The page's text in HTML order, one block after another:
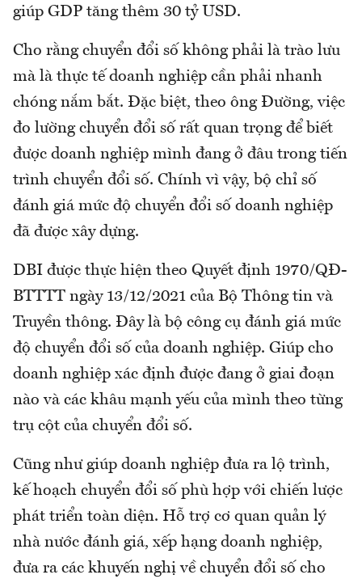
giúp GDP tăng thêm 30 tỷ USD.
Cho rằng chuyển đổi số không phải là trào lưu
mà là thực tế doanh nghiệp cần phải nhanh
chóng nắm bắt. Đặc biệt, theo ông Đường, việc
đo lường chuyển đổi số rất quan trọng để biết
được doanh nghiệp mình đang ở đâu trong tiến
trình chuyển đổi số. Chính vì vậy, bộ chỉ số
đánh giá mức độ chuyển đổi số doanh nghiệp
đã được xây dựng.
DBI được thực hiện theo Quyết định 1970/QĐ-
BTTTT ngày 13/12/2021 của Bộ Thông tin và
Truyền thông. Đây là bộ công cụ đánh giá mức
độ chuyển đổi số của doanh nghiệp. Giúp cho
doanh nghiệp xác định được đang ở giai đoạn
nào và các khâu mạnh yếu của mình theo từng
trụ cột của chuyển đổi số.
Cũng như giúp doanh nghiệp đưa ra lộ trình,
kế hoạch chuyển đổi số phù hợp với chiến lược
phát triển toàn diện. Hỗ trợ cơ quan quản lý
nhà nước đánh giá, xếp hạng doanh nghiệp,
đưa ra các khuyến nghị về chuyển đổi số cho